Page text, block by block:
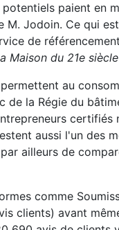
paient en
Jodoin. Ce qui
de
Maison du 21e siècle
au
la Régie du
aussi l'un des
ailleurs de
comme
clients) avant